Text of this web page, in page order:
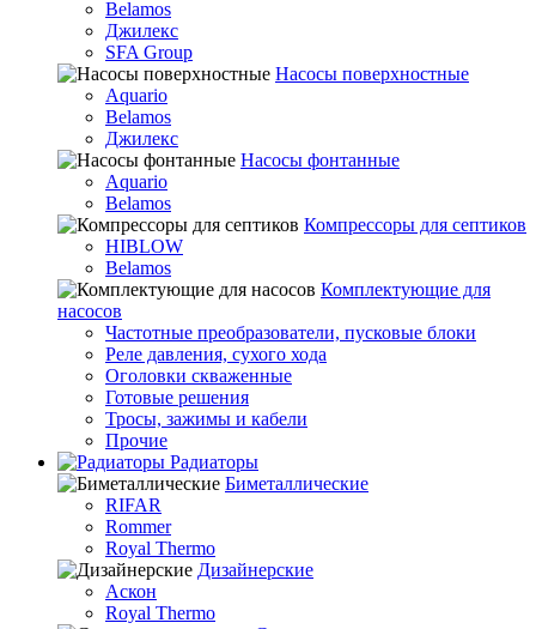
Belamos
Джилекс
SFA Group
Насосы поверхностные
Aquario
Belamos
Джилекс
Насосы фонтанные
Aquario
Belamos
Компрессоры для септиков
HIBLOW
Belamos
Комплектующие для
насосов
Частотные преобразователи, пусковые блоки
Реле давления, сухого хода
Оголовки скваженные
Готовые решения
Тросы, зажимы и кабели
Прочие
Радиаторы
Биметаллические
RIFAR
Rommer
Royal Thermo
Дизайнерские
Аскон
Royal Thermo